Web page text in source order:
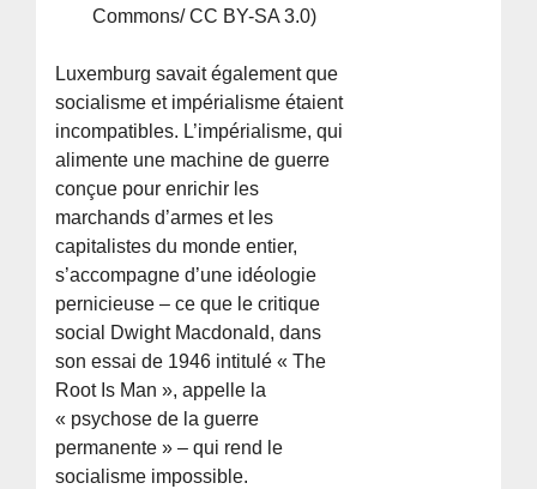
Commons/ CC BY-SA 3.0)
Luxemburg savait également que
socialisme et impérialisme étaient
incompatibles. L’impérialisme, qui
alimente une machine de guerre
conçue pour enrichir les
marchands d’armes et les
capitalistes du monde entier,
s’accompagne d’une idéologie
pernicieuse – ce que le critique
social Dwight Macdonald, dans
son essai de 1946 intitulé « The
Root Is Man », appelle la
« psychose de la guerre
permanente » – qui rend le
socialisme impossible.